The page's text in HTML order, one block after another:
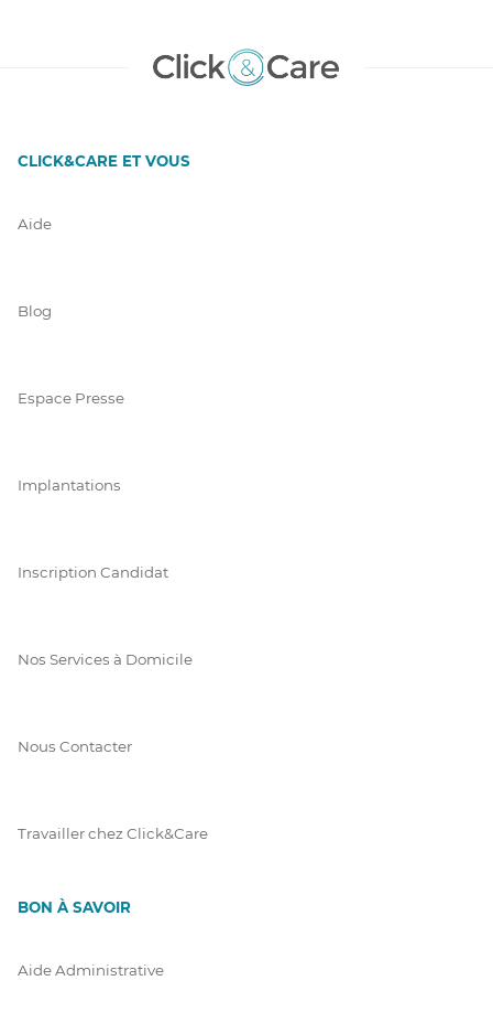
CLICK&CARE ET VOUS
Aide
Blog
Espace Presse
Implantations
Inscription Candidat
Nos Services à Domicile
Nous Contacter
Travailler chez Click&Care
BON À SAVOIR
Aide Administrative